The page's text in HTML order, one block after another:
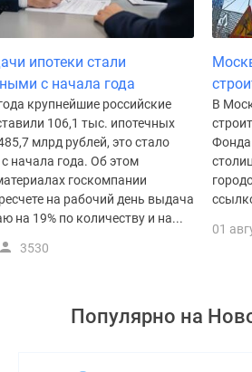
ипотеки стали
с начала года
крупнейшие российские
106,1 тыс. ипотечных
млрд рублей, это стало
начала года. Об этом
госкомпании
на рабочий день выдача
на 19% по количеству и на...
3530
В
Фонда
01
Популярно на